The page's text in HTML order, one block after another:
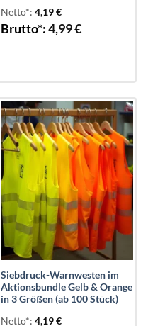
Netto*: 4,19€
Brutto*:4,99€
Add to
wishlist
Siebdruck-Warnwesten im
Aktionsbundle Gelb & Orange
in 3 Größen (ab 100 Stück)
Netto*: 4,19€